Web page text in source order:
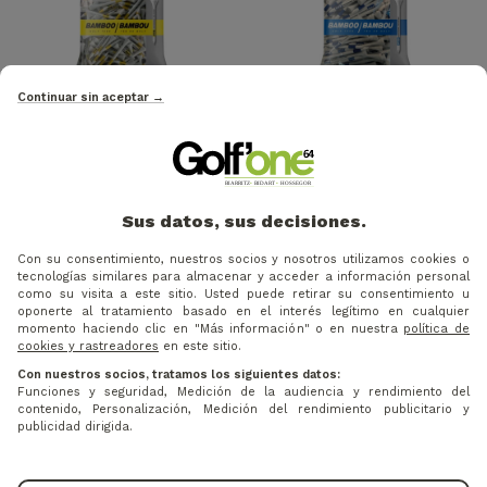
8,80 €
Precio base
12 €
DE 100 TEES DE BAMBÚ PTS
69MM
DE 75 TEES DE BAMBÚ PTS
83MM
Continuar sin aceptar →
Sus datos, sus decisiones.
Con su consentimiento, nuestros socios y nosotros utilizamos cookies o
tecnologías similares para almacenar y acceder a información personal
como su visita a este sitio. Usted puede retirar su consentimiento u
oponerte al tratamiento basado en el interés legítimo en cualquier
momento haciendo clic en "Más información" o en nuestra política de
cookies y rastreadores en este sitio.
Con nuestros socios, tratamos los siguientes datos:
Funciones y seguridad, Medición de la audiencia y rendimiento del
contenido, Personalización, Medición del rendimiento publicitario y
publicidad dirigida.